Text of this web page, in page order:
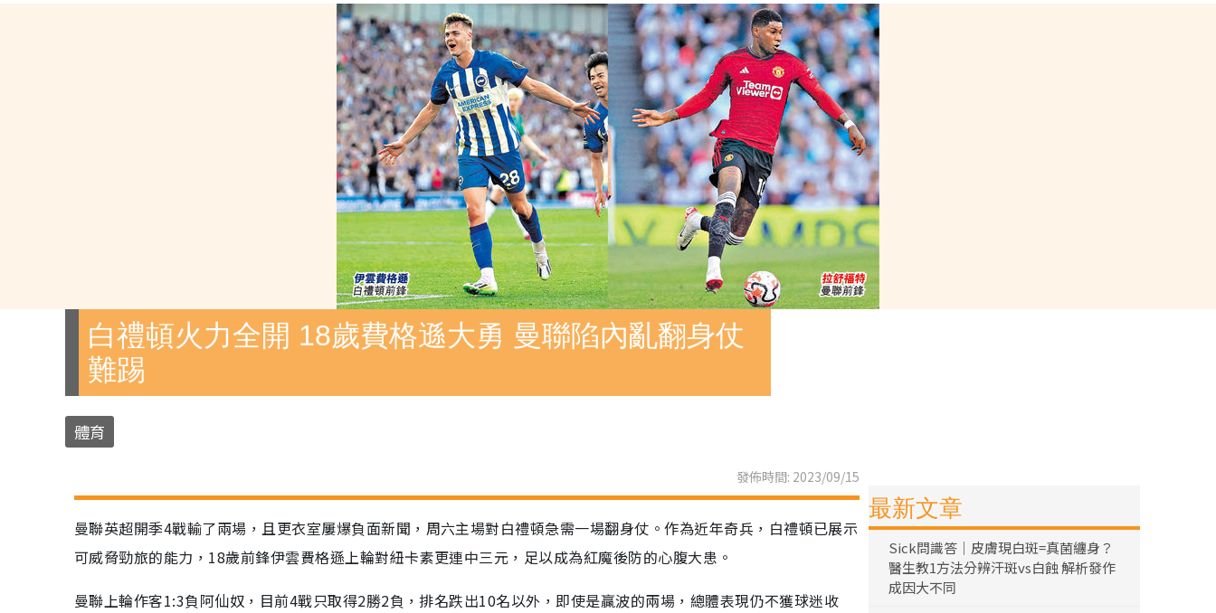
白禮頓火力全開 18歲費格遜大勇 曼聯陷內亂翻身仗
難踢
體育
發佈時間: 2023/09/15
曼聯英超開季4戰輸了兩場，且更衣室屢爆負面新聞，周六主場對白禮頓急需一場翻身仗。作為近年奇兵，白禮頓已展示
可威脅勁旅的能力，18歲前鋒伊雲費格遜上輪對紐卡素更連中三元，足以成為紅魔後防的心腹大患。
曼聯上輪作客1:3負阿仙奴，目前4戰只取得2勝2負，排名跌出10名以外，即使是贏波的兩場，總體表現仍不獲球迷收
最新文章
Sick問識答｜皮膚現白斑=真菌纏身？
醫生教1方法分辨汗斑vs白蝕 解析發作
成因大不同